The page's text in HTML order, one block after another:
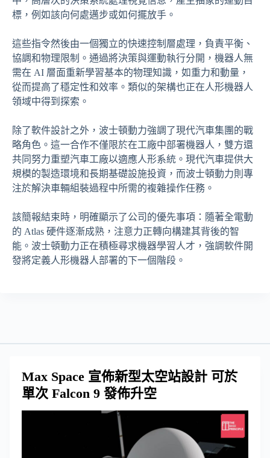
標，例如該向何處邁步或如何擺放手。
這些指令然後由一個獨立的快速控制層處理，負責平衡、
協調和物理限制。通過將決策與運動執行分開，機器人無
需在 AI 層面重新學習基本的物理知識，如重力和動量，
從而提高了穩定性和效率。類似的架構也正在人形機器人
領域中得到探索。
除了軟件設計之外，波士頓動力強調了現代汽車集團的戰
略角色。這一合作不僅限於在工廠中部署機器人，雙方還
共同努力重塑汽車工廠以適應人形系統。現代汽車提供大
規模的製造環境和長期基礎設施投資，而波士頓動力則專
注於解決車輛組裝過程中所需的複雜操作任務。
該簡報結束時，明確顯示了公司的優先事項：隨著全電動
的 Atlas 硬件逐漸成熟，注意力正轉向構建其背後的智
能。波士頓動力正在積極尋求機器學習人才，強調軟件開
發將定義人形機器人部署的下一個階段。
Max Space 宣佈新型太空站設計 可於
單次 Falcon 9 發佈升空